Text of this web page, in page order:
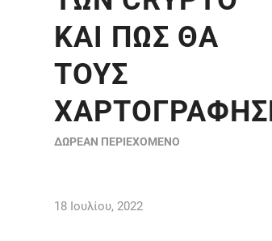
ΚΑΙ ΠΩΣ ΘΑ
ΤΟΥΣ
ΔΩΡΕΆΝ ΠΕΡΙΕΧΌΜΕΝΟ
18 Ιουλίου, 2022